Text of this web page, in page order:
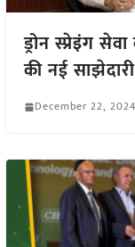
ड्रोन स्प्रेइंग
की नई साझेदारी
December 22, 2024